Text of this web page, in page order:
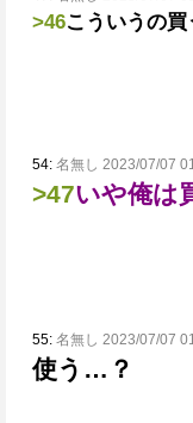
>46こういうの
54: 名無し 2023/07/07
>47いや俺は
55: 名無し 2023/07/07
使う…？